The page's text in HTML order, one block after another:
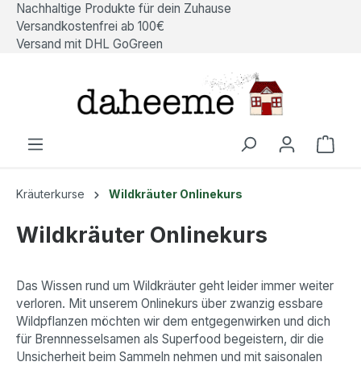
springen
Nachhaltige Produkte für dein Zuhause
Versandkostenfrei ab 100€
Versand mit DHL GoGreen
Kräuterkurse Wildkräuter Onlinekurs
Wildkräuter Onlinekurs
Das Wissen rund um Wildkräuter geht leider immer weiter
verloren. Mit unserem Onlinekurs über zwanzig essbare
Wildpflanzen möchten wir dem entgegenwirken und dich
für Brennnesselsamen als Superfood begeistern, dir die
Unsicherheit beim Sammeln nehmen und mit saisonalen